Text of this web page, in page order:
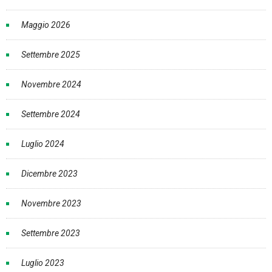
Maggio 2026
Settembre 2025
Novembre 2024
Settembre 2024
Luglio 2024
Dicembre 2023
Novembre 2023
Settembre 2023
Luglio 2023